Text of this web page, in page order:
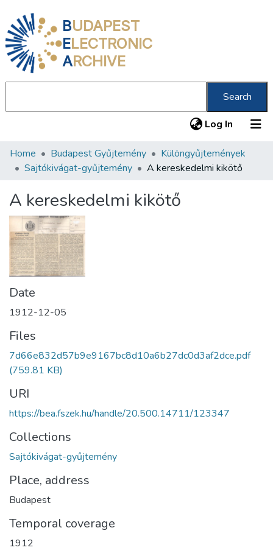
BUDAPEST
ELECTRONIC
ARCHIVE
Search
Log In (current)
Communities & Collections
Statistics
About us
Home Budapest Gyűjtemény
Különgyűjtemények
Sajtókivágat-gyűjtemény
A kereskedelmi kikötő
A kereskedelmi kikötő
Date
1912-12-05
Files
7d66e832d57b9e9167bc8d10a6b27dc0d3af2dce.pdf
(759.81 KB)
URI
https://bea.fszek.hu/handle/20.500.14711/123347
Collections
Sajtókivágat-gyűjtemény
Place, address
Budapest
Temporal coverage
1912